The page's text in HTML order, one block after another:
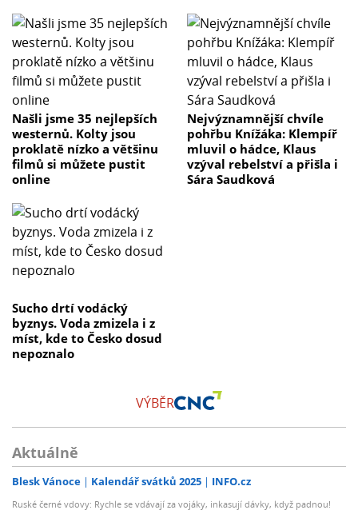
Našli jsme 35 nejlepších
westernů. Kolty jsou
proklatě nízko a většinu
filmů si můžete pustit
online
Nejvýznamnější chvíle
pohřbu Knížáka: Klempíř
mluvil o hádce, Klaus
vzýval rebelství a přišla i
Sára Saudková
Sucho drtí vodácký
byznys. Voda zmizela i z
míst, kde to Česko dosud
nepoznalo
VÝBĚR
Aktuálně
Blesk Vánoce Kalendář svátků 2025 INFO.cz
Ruské černé vdovy: Rychle se vdávají za vojáky, inkasují dávky, když padnou!